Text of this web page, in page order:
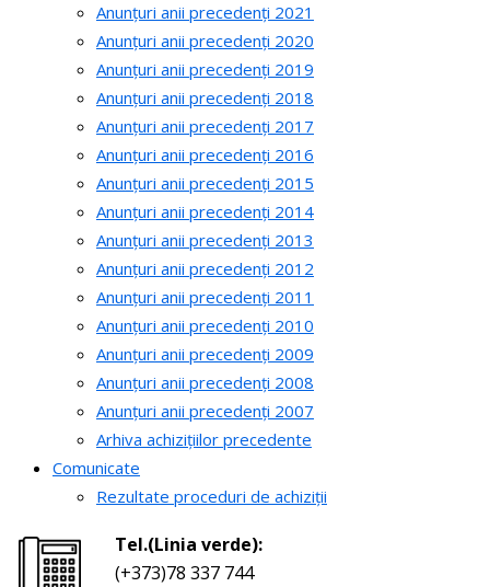
Anunțuri anii precedenți 2021
Anunțuri anii precedenți 2020
Anunțuri anii precedenți 2019
Anunțuri anii precedenți 2018
Anunțuri anii precedenți 2017
Anunțuri anii precedenți 2016
Anunțuri anii precedenți 2015
Anunțuri anii precedenți 2014
Anunțuri anii precedenți 2013
Anunțuri anii precedenți 2012
Anunțuri anii precedenți 2011
Anunțuri anii precedenți 2010
Anunțuri anii precedenți 2009
Anunțuri anii precedenți 2008
Anunțuri anii precedenți 2007
Arhiva achizițiilor precedente
Comunicate
Rezultate proceduri de achiziții
Tel.(Linia verde):
(+373)78 337 744